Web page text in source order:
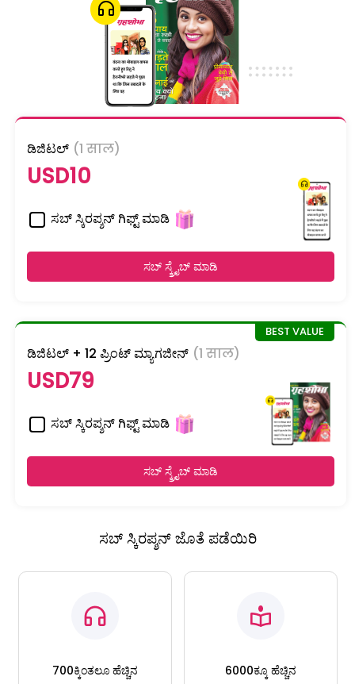
ಡಿಜಿಟಲ್ (1 साल)
USD10
ಸಬ್ ಸ್ಕಿರಪ್ಶನ್ ಗಿಫ್ಟ್ ಮಾಡಿ
ಸಬ್ ಸ್ಕ್ರೈಬ್ ಮಾಡಿ
ಡಿಜಿಟಲ್ + 12 ಪ್ರಿಂಟ್ ಮ್ಯಾಗಜೀನ್ (1 साल)
USD79
ಸಬ್ ಸ್ಕಿರಪ್ಶನ್ ಗಿಫ್ಟ್ ಮಾಡಿ
ಸಬ್ ಸ್ಕ್ರೈಬ್ ಮಾಡಿ
ಸಬ್ ಸ್ಕಿರಪ್ಶನ್ ಜೊತೆ ಪಡೆಯಿರಿ
700ಕ್ಕಿಂತಲೂ ಹೆಚ್ಚಿನ
6000ಕ್ಕೂ ಹೆಚ್ಚಿನ